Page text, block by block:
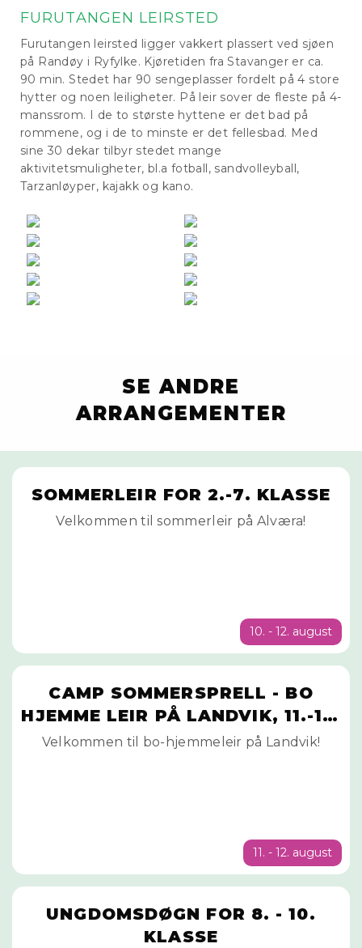
FURUTANGEN LEIRSTED
Furutangen leirsted ligger vakkert plassert ved sjøen
på Randøy i Ryfylke. Kjøretiden fra Stavanger er ca.
90 min. Stedet har 90 sengeplasser fordelt på 4 store
hytter og noen leiligheter. På leir sover de fleste på 4-
manssrom. I de to største hyttene er det bad på
rommene, og i de to minste er det fellesbad. Med
sine 30 dekar tilbyr stedet mange
aktivitetsmuligheter, bl.a fotball, sandvolleyball,
Tarzanløyper, kajakk og kano.
SE ANDRE
ARRANGEMENTER
SOMMERLEIR FOR 2.-7. KLASSE
Velkommen til sommerleir på Alværa!
10. - 12. august
CAMP SOMMERSPRELL - BO
HJEMME LEIR PÅ LANDVIK, 11.-12.
AUGUST
Velkommen til bo-hjemmeleir på Landvik!
11. - 12. august
UNGDOMSDØGN FOR 8. - 10.
KLASSE